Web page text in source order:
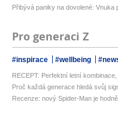
Přibývá paniky na dovolené: Vnuka
Pro generaci Z
#inspirace #wellbeing
RECEPT: Perfektní letní
Proč každá generace hledá svůj
Recenze: nový Spider-Man je